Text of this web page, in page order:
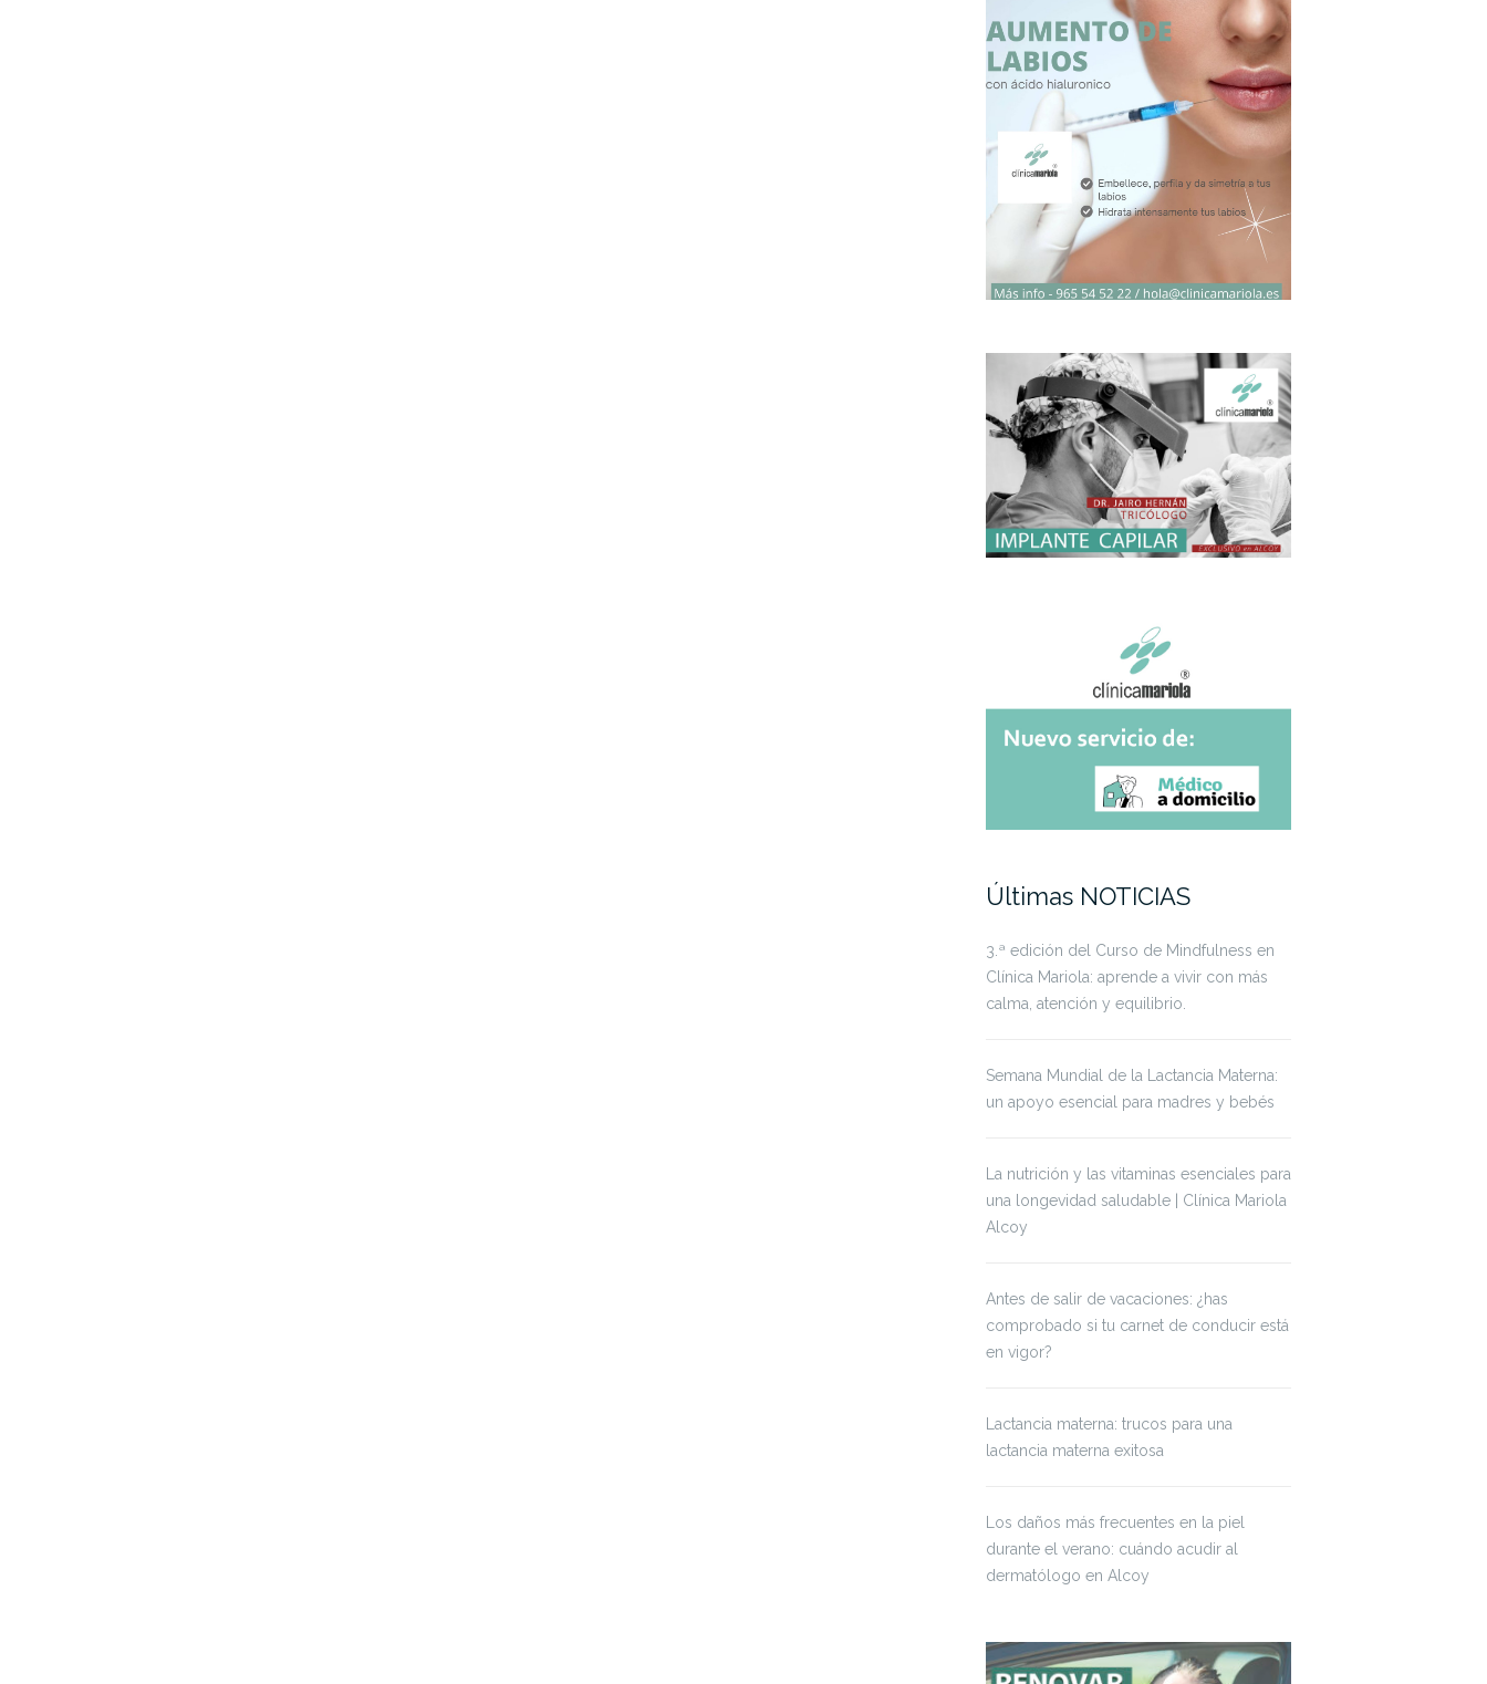
Últimas NOTICIAS
3.ª edición del Curso de Mindfulness en
Clínica Mariola: aprende a vivir con más
calma, atención y equilibrio.
Semana Mundial de la Lactancia Materna:
un apoyo esencial para madres y bebés
La nutrición y las vitaminas esenciales para
una longevidad saludable | Clínica Mariola
Alcoy
Antes de salir de vacaciones: ¿has
comprobado si tu carnet de conducir está
en vigor?
Lactancia materna: trucos para una
lactancia materna exitosa
Los daños más frecuentes en la piel
durante el verano: cuándo acudir al
dermatólogo en Alcoy